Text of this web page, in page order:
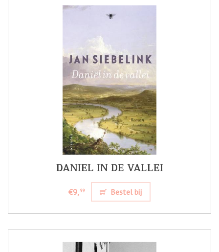
DANIEL IN DE VALLEI
€9,99 Bestel bij